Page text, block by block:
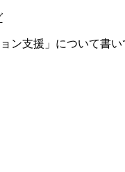
ン支援」について書